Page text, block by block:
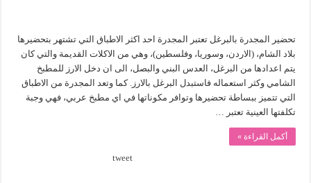
تحضير المجدرة بالبرغل تعتبر المجدرة احد اكثر الاطباق التي تشتهر بتحضيرها
بلاد الشام، (الاردن، وسوريا، وفلسطين)، وهي من الاكلات القديمة والتي كان
يتم اعدادها من البرغل، العدس البني والبصل، الى ان دخل الارز للمطبخ
الشامي وكثر استعماله فاستبدل البرغل بالارز. كما وتعد المجدرة من الاطباق
التي تتميز ببساطة تحضيرها وتوافر مكوناتها في اي مطبخ عربي، فهي وجبة
تكلفتها العينية تعتبر …
أكمل القراءة »
tweet